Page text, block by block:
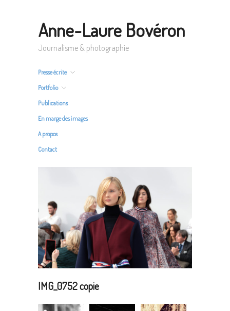
Anne-Laure Bovéron
Journalisme & photographie
Presse écrite
Portfolio
Publications
En marge des images
A propos
Contact
IMG_0752 copie